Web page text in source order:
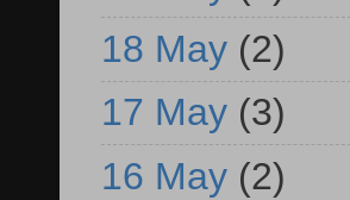
18 May (2)
17 May (3)
16 May (2)